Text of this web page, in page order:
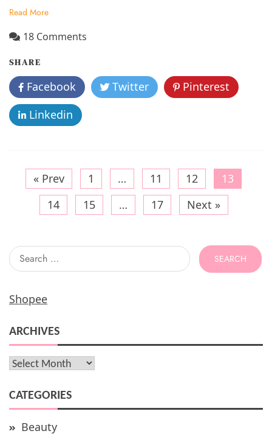
c
e
b
o
o
k
er l
Read More
18 Comments
Mudah
Memilih
SHARE
Facebook Twitter
Pinterest
Linkedin
« Prev 1 … 11 12
13
14
15 … 17 Next »
Search
for:
Shopee
ARCHIVES
Archives
CATEGORIES
Beauty